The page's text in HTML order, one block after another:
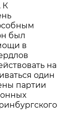
К
был
в
на
один
партии